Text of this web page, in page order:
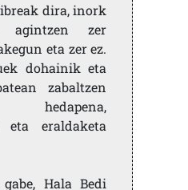
dira, inork
agintzen zer
eta zer ez.
dohainik eta
zabaltzen
eta eraldaketa
Hala Bedi